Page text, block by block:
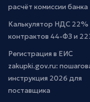
расчёт комиссии банка
Калькулятор НДС 22%
контрактов 44-ФЗ и
Регистрация в ЕИС
zakupki.gov.ru:
инструкция 2026 для
поставщика